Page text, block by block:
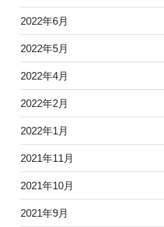
2022年6月
2022年5月
2022年4月
2022年2月
2022年1月
2021年11月
2021年10月
2021年9月